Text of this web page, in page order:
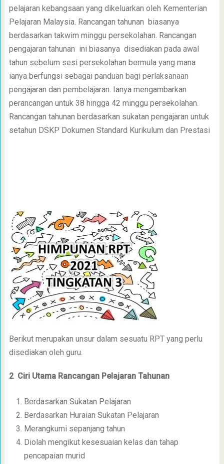
pelajaran kebangsaan yang dikeluarkan oleh Kementerian
Pelajaran Malaysia. Rancangan tahunan biasanya
berdasarkan takwim minggu persekolahan. Rancangan
pengajaran tahunan ini biasanya disediakan pada awal
tahun sebelum sesi persekolahan bermula yang mana
ianya berfungsi sebagai panduan bagi perlaksanaan
pengajaran dan pembelajaran. Ianya mengambarkan
perancangan untuk 38 hingga 42 minggu persekolahan.
Rancangan tahunan berdasarkan sukatan pengajaran untuk
setahun DSKP Dokumen Standard Kurikulum dan Prestasi
Berikut merupakan unsur dalam sesuatu RPT yang perlu
disediakan oleh guru.
2 Ciri Utama Rancangan Pelajaran Tahunan
Berdasarkan Sukatan Pelajaran
Berdasarkan Huraian Sukatan Pelajaran
Merangkumi sepanjang tahun
Diolah mengikut kesesuaian kelas dan tahap
pencapaian murid